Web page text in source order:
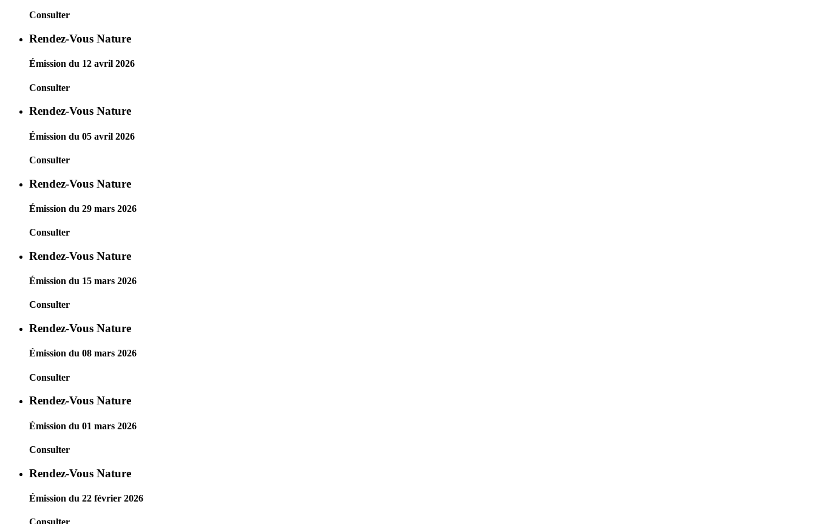
Consulter
Rendez-Vous Nature
Émission du 12 avril 2026
Consulter
Rendez-Vous Nature
Émission du 05 avril 2026
Consulter
Rendez-Vous Nature
Émission du 29 mars 2026
Consulter
Rendez-Vous Nature
Émission du 15 mars 2026
Consulter
Rendez-Vous Nature
Émission du 08 mars 2026
Consulter
Rendez-Vous Nature
Émission du 01 mars 2026
Consulter
Rendez-Vous Nature
Émission du 22 février 2026
Consulter